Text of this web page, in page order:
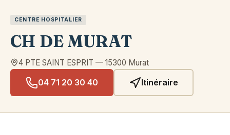
CENTRE HOSPITALIER
CH DE MURAT
4 PTE SAINT ESPRIT — 15300 Murat
04 71 20 30 40 Itinéraire